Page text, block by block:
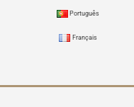
Português
Français